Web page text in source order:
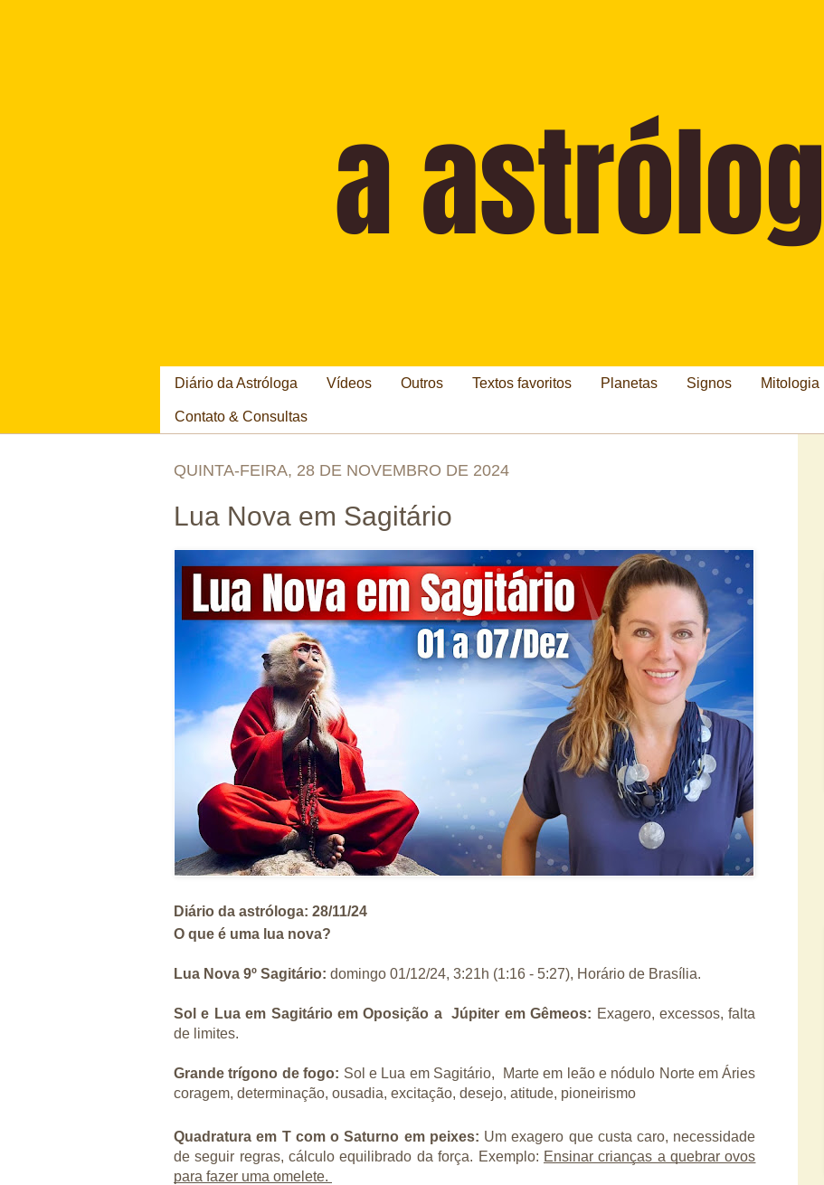
Diário da Astróloga Vídeos Outros Textos favoritos Planetas Signos Mitologia
Contato & Consultas
QUINTA-FEIRA, 28 DE NOVEMBRO DE 2024
Lua Nova em Sagitário
Diário da astróloga: 28/11/24
O que é uma lua nova?
Lua Nova 9º Sagitário: domingo 01/12/24, 3:21h (1:16 - 5:27), Horário de Brasília.
Sol e Lua em Sagitário em Oposição a Júpiter em Gêmeos: Exagero, excessos, falta
de limites.
Grande trígono de fogo: Sol e Lua em Sagitário, Marte em leão e nódulo Norte em Áries
coragem, determinação, ousadia, excitação, desejo, atitude, pioneirismo
Quadratura em T com o Saturno em peixes: Um exagero que custa caro, necessidade
de seguir regras, cálculo equilibrado da força. Exemplo: Ensinar crianças a quebrar ovos
para fazer uma omelete.